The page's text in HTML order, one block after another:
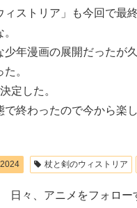
ィストリア」も今回で最終
少年漫画の展開だったが
。
定した。
終わったので今から楽し
杖と剣のウィストリア
日々、アニメをフォロー